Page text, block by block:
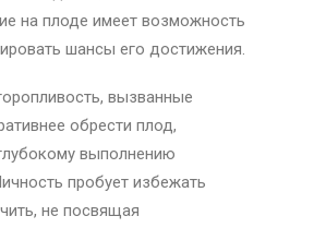
на плоде имеет возможность
шансы его достижения.
вызванные
обрести плод,
выполнению
пробует избежать
не посвящая